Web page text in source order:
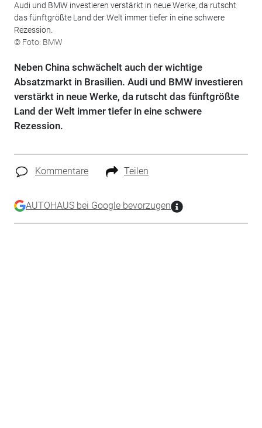
Audi und BMW investieren verstärkt in neue Werke, da rutscht
das fünftgrößte Land der Welt immer tiefer in eine schwere
Rezession.
© Foto: BMW
Neben China schwächelt auch der wichtige
Absatzmarkt in Brasilien. Audi und BMW investieren
verstärkt in neue Werke, da rutscht das fünftgrößte
Land der Welt immer tiefer in eine schwere
Rezession.
Kommentare Teilen
AUTOHAUS bei Google bevorzugen